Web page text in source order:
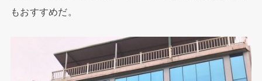
もおすすめだ。